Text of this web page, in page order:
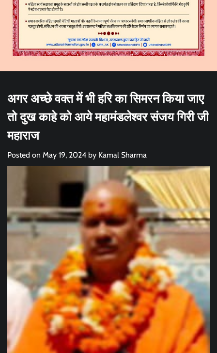
अगर अच्छे वक्त में भी हरि का सिमरन किया जाए
तो दुख काहे को आये महामंडलेश्वर संजय गिरी जी
महाराज
Posted on May 19, 2024 by Kamal Sharma